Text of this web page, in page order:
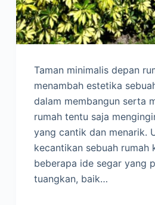
Taman minimalis depan
menambah estetika
dalam membangun serta
rumah tentu saja
yang cantik dan menarik.
kecantikan sebuah rumah
beberapa ide segar yang
tuangkan, baik…